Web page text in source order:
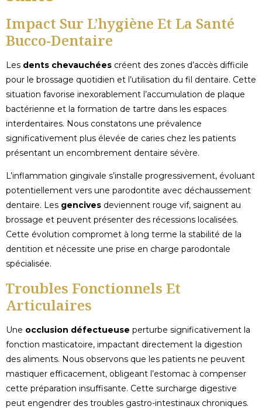
Impact Sur L’hygiène Et La Santé
Bucco-Dentaire
Les dents chevauchées créent des zones d’accès difficile
pour le brossage quotidien et l’utilisation du fil dentaire. Cette
situation favorise inexorablement l’accumulation de plaque
bactérienne et la formation de tartre dans les espaces
interdentaires. Nous constatons une prévalence
significativement plus élevée de caries chez les patients
présentant un encombrement dentaire sévère.
L’inflammation gingivale s’installe progressivement, évoluant
potentiellement vers une parodontite avec déchaussement
dentaire. Les gencives deviennent rouge vif, saignent au
brossage et peuvent présenter des récessions localisées.
Cette évolution compromet à long terme la stabilité de la
dentition et nécessite une prise en charge parodontale
spécialisée.
Troubles Fonctionnels Et
Articulaires
Une occlusion défectueuse perturbe significativement la
fonction masticatoire, impactant directement la digestion
des aliments. Nous observons que les patients ne peuvent
mastiquer efficacement, obligeant l’estomac à compenser
cette préparation insuffisante. Cette surcharge digestive
peut engendrer des troubles gastro-intestinaux chroniques.